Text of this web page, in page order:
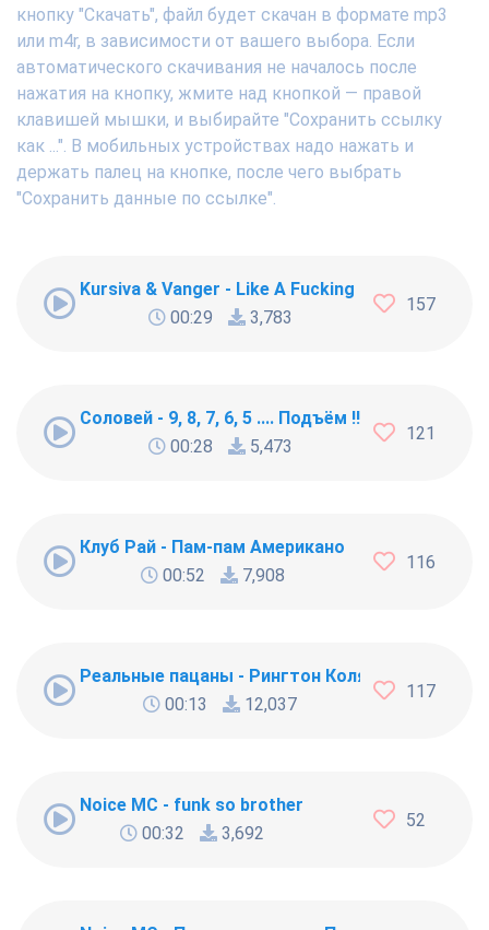
кнопку "Скачать", файл будет скачан в формате mp3
или m4r, в зависимости от вашего выбора. Если
автоматического скачивания не началось после
нажатия на кнопку, жмите над кнопкой — правой
клавишей мышки, и выбирайте "Сохранить ссылку
как ...". В мобильных устройствах надо нажать и
держать палец на кнопке, после чего выбрать
"Сохранить данные по ссылке".
Kursiva & Vanger - Like A Fucking Newbie
00:29
3,783
157
Соловей - 9, 8, 7, 6, 5 .... Подъём !!!
00:28
5,473
121
Клуб Рай - Пам-пам Американо
00:52
7,908
116
Реальные пацаны - Рингтон Коляна
00:13
12,037
117
Noice MC - funk so brother
00:32
3,692
52